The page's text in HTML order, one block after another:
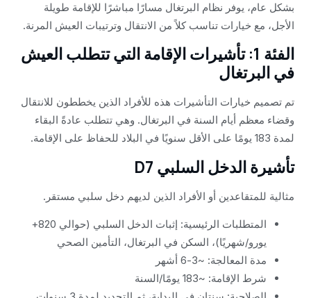
بشكل عام، يوفر نظام البرتغال مسارًا مباشرًا للإقامة طويلة
الأجل، مع خيارات تناسب كلاً من الانتقال وترتيبات العيش المرنة.
الفئة 1: تأشيرات الإقامة التي تتطلب العيش
في البرتغال
تم تصميم خيارات التأشيرات هذه للأفراد الذين يخططون للانتقال
وقضاء معظم أيام السنة في البرتغال. وهي تتطلب عادةً البقاء
لمدة 183 يومًا على الأقل سنويًا في البلاد للحفاظ على الإقامة.
تأشيرة الدخل السلبي D7
مثالية للمتقاعدين أو الأفراد الذين لديهم دخل سلبي مستقر.
المتطلبات الرئيسية: إثبات الدخل السلبي (حوالي 820+
يورو/شهريًا)، السكن في البرتغال، التأمين الصحي
مدة المعالجة: ~3-6 أشهر
شرط الإقامة: ~183 يومًا/السنة